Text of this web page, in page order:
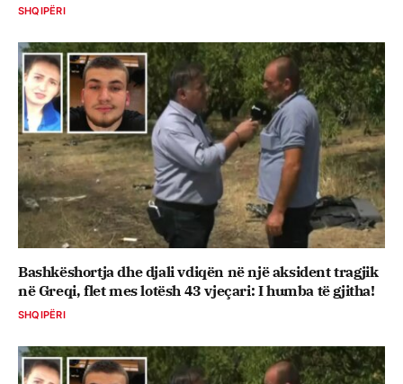
SHQIPËRI
Bashkëshortja dhe djali vdiqën në një aksident tragjik
në Greqi, flet mes lotësh 43 vjeçari: I humba të gjitha!
SHQIPËRI